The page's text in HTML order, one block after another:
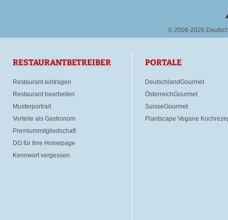
© 2008-2026
RESTAURANTBETREIBER
Restaurant eintragen
Restaurant bearbeiten
Musterportrait
Vorteile als Gastronom
Premiummitgliedschaft
DG für Ihre Homepage
Kennwort vergessen
PORTALE
DeutschlandGourmet
ÖsterreichGourmet
SuisseGourmet
Plantscape Vegane